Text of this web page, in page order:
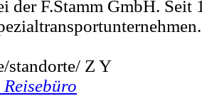
der F.Stamm GmbH. Seit
standorte/ Z Y
Reisebüro